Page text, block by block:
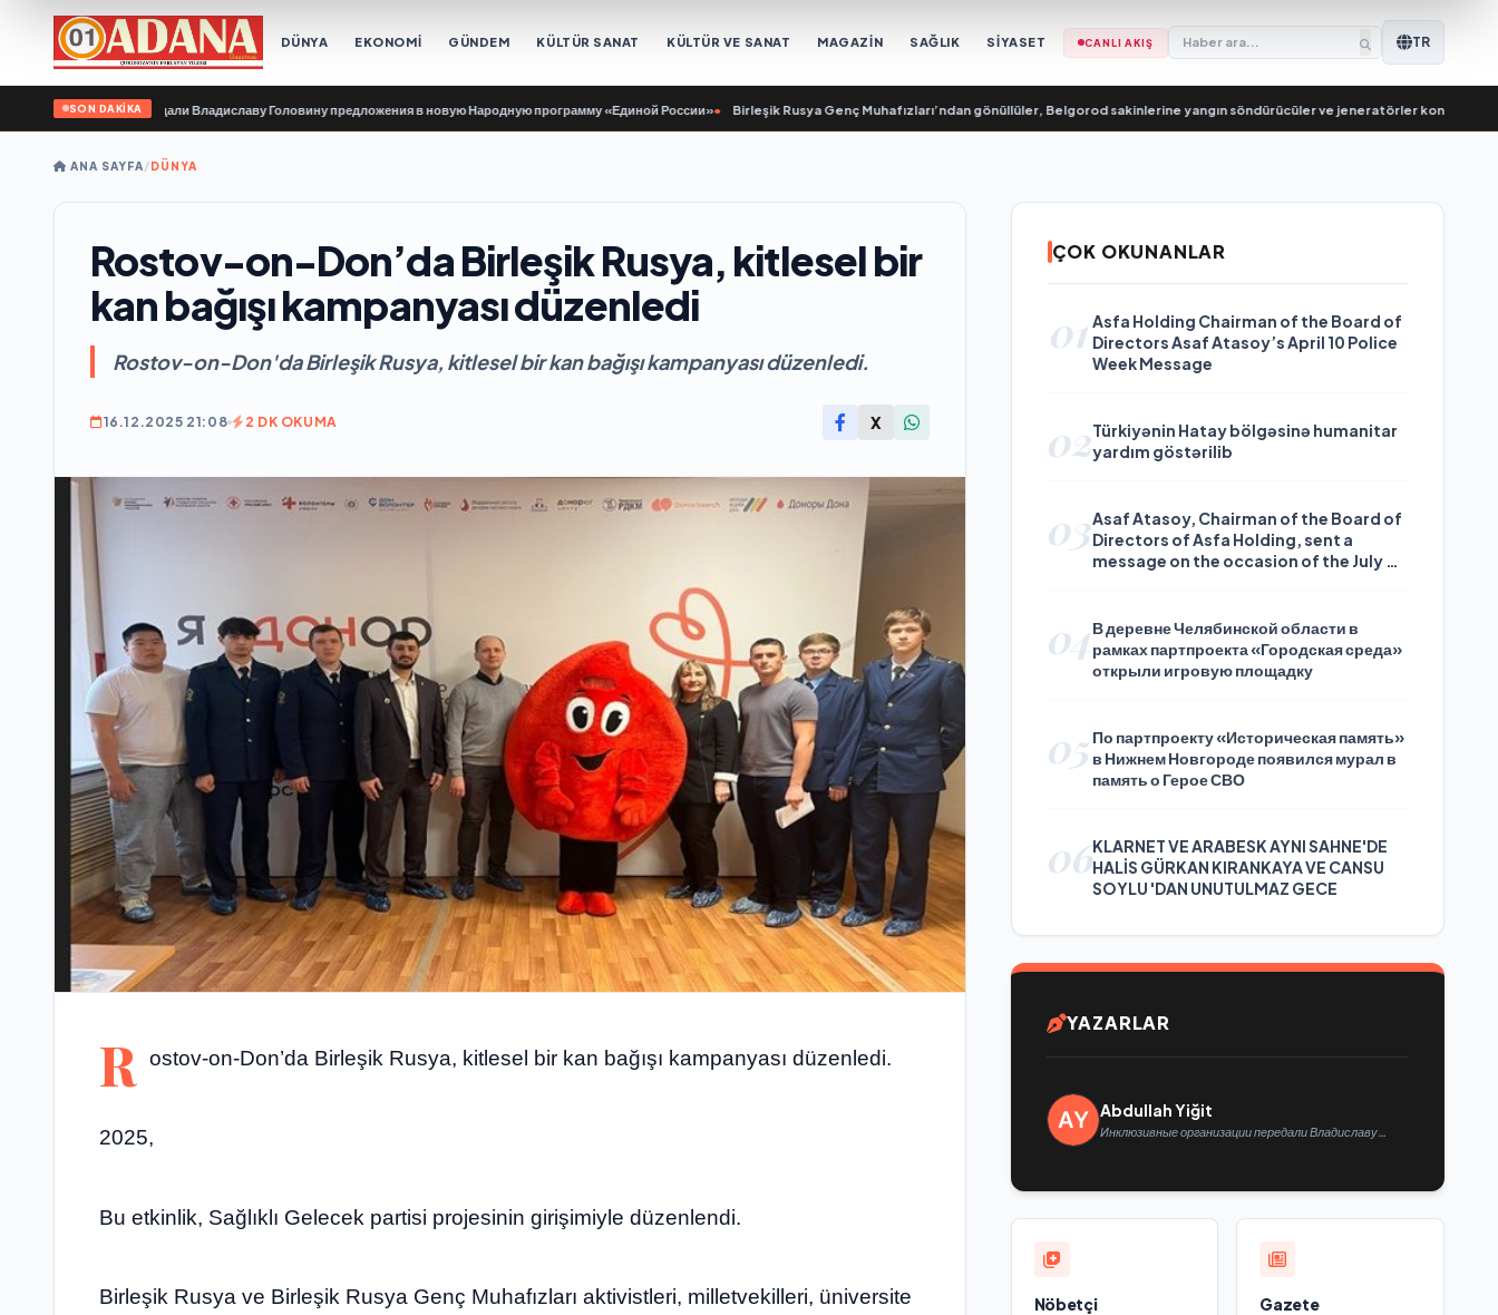
DÜNYA EKONOMİ GÜNDEM KÜLTÜR SANAT KÜLTÜR VE SANAT MAGAZİN SAĞLIK SİYASET CANLI AKIŞ TR
SON DAKİKA
организации передали Владиславу Головину предложения в новую Народную программу «Единой России»• Birleşik Rusya Genç Muhafızları’ndan gönüllüler, Belgorod sakinlerine yangın söndürücüler ve jeneratörler konusunda
ANA SAYFA/DÜNYA
Rostov-on-Don’da Birleşik Rusya, kitlesel bir
kan bağışı kampanyası düzenledi
Rostov-on-Don'da Birleşik Rusya, kitlesel bir kan bağışı kampanyası düzenledi.
16.12.2025 21:08 2 DK OKUMA X
R ostov-on-Don’da Birleşik Rusya, kitlesel bir kan bağışı kampanyası düzenledi.
2025,
Bu etkinlik, Sağlıklı Gelecek partisi projesinin girişimiyle düzenlendi.
Birleşik Rusya ve Birleşik Rusya Genç Muhafızları aktivistleri, milletvekilleri, üniversite
ÇOK OKUNANLAR
01 Asfa Holding Chairman of the Board of
Directors Asaf Atasoy’s April 10 Police
Week Message
02Türkiyənin Hatay bölgəsinə humanitar
yardım göstərilib
03Asaf Atasoy, Chairman of the Board of
Directors of Asfa Holding, sent a
message on the occasion of the July 24
04В деревне Челябинской области в
рамках партпроекта «Городская среда»
открыли игровую площадку
05 По партпроекту «Историческая память»
в Нижнем Новгороде появился мурал в
память о Герое СВО
06KLARNET VE ARABESK AYNI SAHNE'DE
HALİS GÜRKAN KIRANKAYA VE CANSU
SOYLU 'DAN UNUTULMAZ GECE
YAZARLAR
Abdullah Yiğit
Инклюзивные организации передали Владиславу
Nöbetçi
Gazete